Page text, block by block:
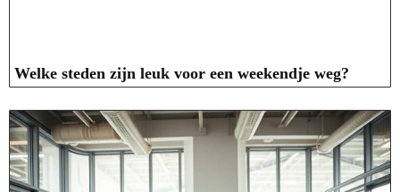
Welke steden zijn leuk voor een weekendje weg?